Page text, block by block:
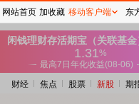
财经 焦点 股票 新股 期
网站首页 加收藏 移动客户端 东